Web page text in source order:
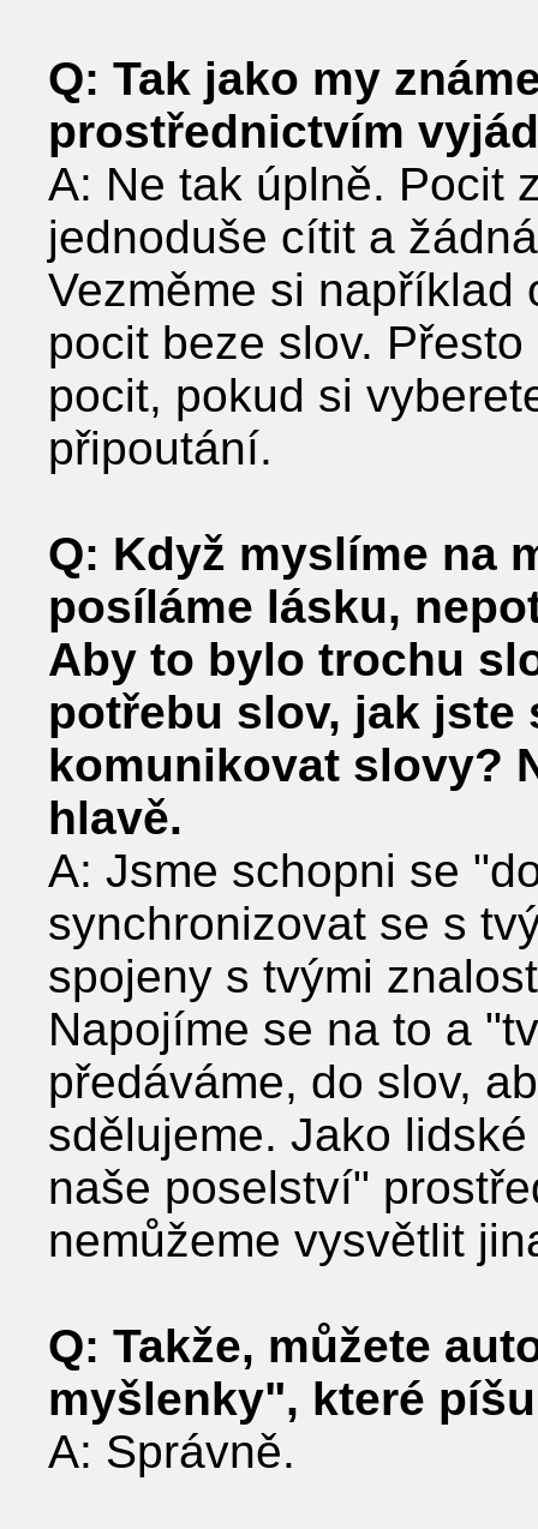
Q: Tak jako my
prostřednictvím
A: Ne tak úplně. Pocit
jednoduše cítit a
Vezměme si například
pocit beze slov.
pocit, pokud si
připoutání.
Q: Když myslíme na
posíláme lásku,
Aby to bylo trochu
potřebu slov, jak jste
komunikovat slovy?
hlavě.
A: Jsme schopni se
synchronizovat se s
spojeny s tvými
Napojíme se na to a
předáváme, do slov,
sdělujeme. Jako
naše poselství"
nemůžeme vysvětlit
Q: Takže, můžete
myšlenky", které
A: Správně.